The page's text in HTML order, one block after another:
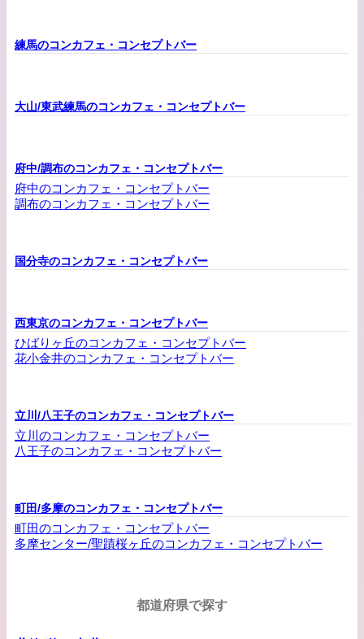
練馬のコンカフェ・コンセプトバー
大山/東武練馬のコンカフェ・コンセプトバー
府中/調布のコンカフェ・コンセプトバー
府中のコンカフェ・コンセプトバー
調布のコンカフェ・コンセプトバー
国分寺のコンカフェ・コンセプトバー
西東京のコンカフェ・コンセプトバー
ひばりヶ丘のコンカフェ・コンセプトバー
花小金井のコンカフェ・コンセプトバー
立川/八王子のコンカフェ・コンセプトバー
立川のコンカフェ・コンセプトバー
八王子のコンカフェ・コンセプトバー
町田/多摩のコンカフェ・コンセプトバー
町田のコンカフェ・コンセプトバー
多摩センター/聖蹟桜ヶ丘のコンカフェ・コンセプトバー
都道府県で探す